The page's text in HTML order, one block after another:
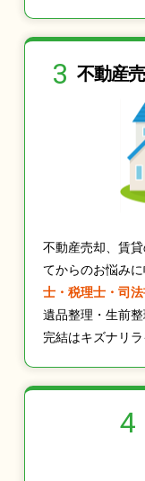
3 不動産
不動産売却、賃
てからのお悩みに
士・税理士・司
遺品整理・生前
完結はキズナリラ
4